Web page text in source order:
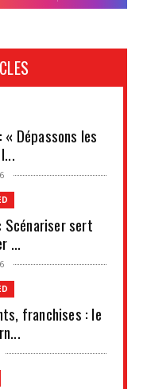
Dépassons les
sert
...
franchises : le